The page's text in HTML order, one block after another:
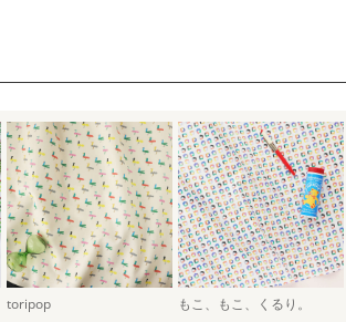
toripop もこ、もこ、くるり。